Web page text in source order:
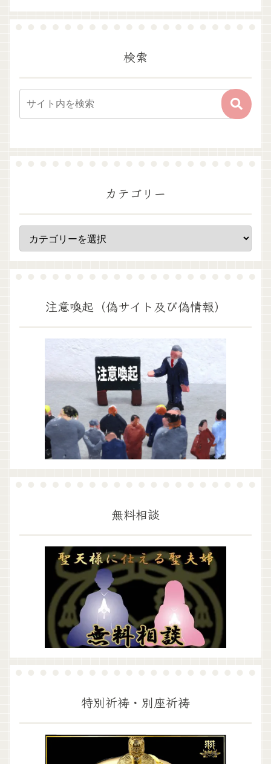
検索
カテゴリー
注意喚起（偽サイト及び偽情報）
無料相談
特別祈祷・別座祈祷